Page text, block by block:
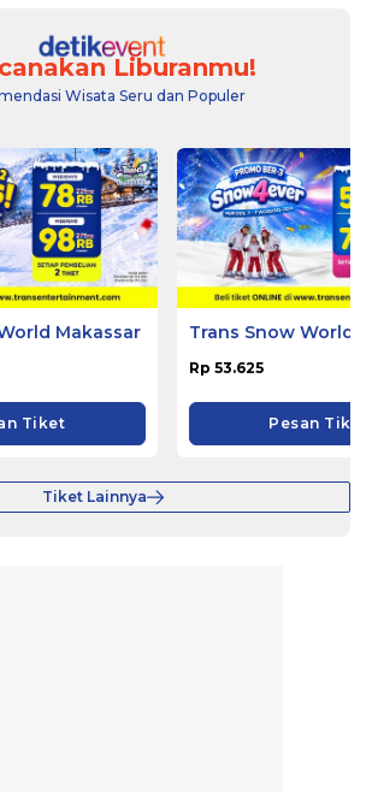
Liburanmu!
Wisata Seru dan Populer
Makassar
Tiket
Trans Snow World
Rp 53.625
Pesan Tiket
Tiket Lainnya